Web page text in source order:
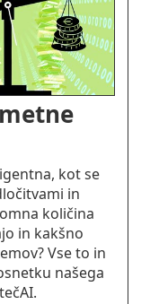
kot se
in
količina
in kakšno
Vse to in
našega